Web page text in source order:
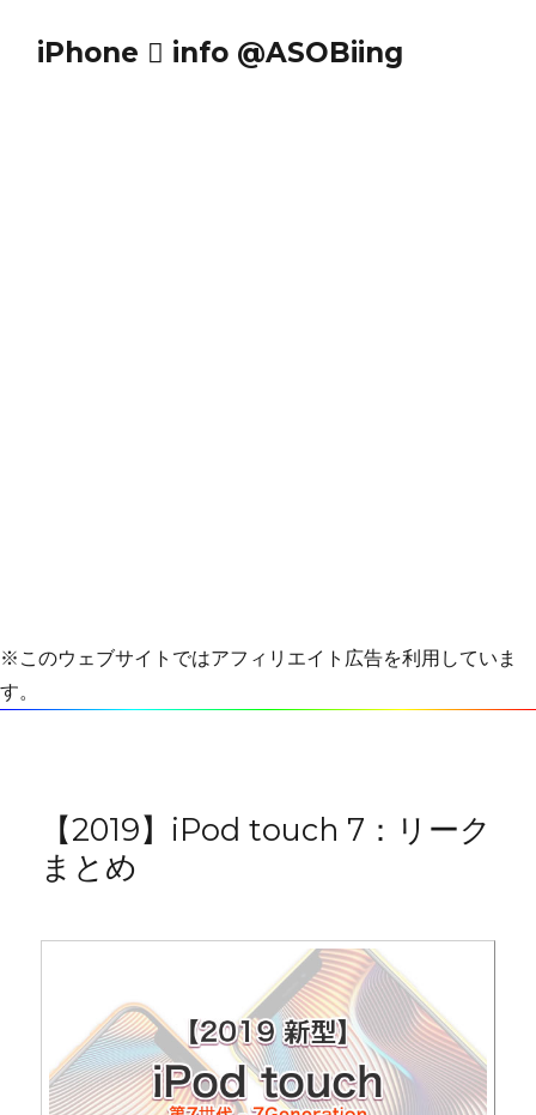
iPhone  info @ASOBiing
※このウェブサイトではアフィリエイト広告を利用していま
す。
【2019】iPod touch 7：リーク
まとめ